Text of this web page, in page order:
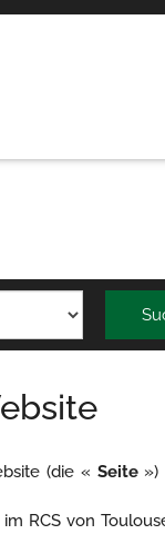
(die « Seite»)
RCS von